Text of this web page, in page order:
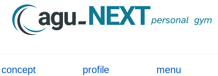
concept profile menu